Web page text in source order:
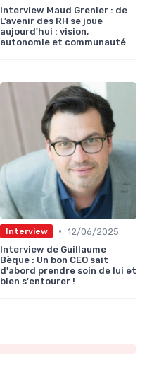
Interview Maud Grenier : de
L’avenir des RH se joue
aujourd'hui : vision,
autonomie et communauté
Interview • 12/06/2025
Interview de Guillaume
Bèque : Un bon CEO sait
d'abord prendre soin de lui et
bien s'entourer !